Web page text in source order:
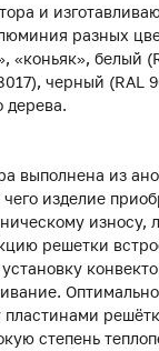
и
разных
«коньяк», белый
черный (RAL
дерева.
выполнена из
изделие
износу,
решетки
степень